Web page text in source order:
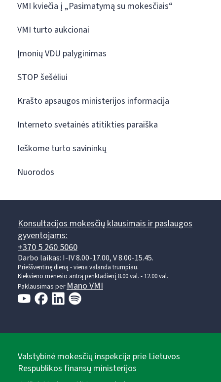
VMI kviečia į „Pasimatymą su mokesčiais“
VMI turto aukcionai
Įmonių VDU palyginimas
STOP šešėliui
Krašto apsaugos ministerijos informacija
Interneto svetainės atitikties paraiška
Ieškome turto savininkų
Nuorodos
Konsultacijos mokesčių klausimais ir paslaugos
gyventojams:
+370 5 260 5060
Darbo laikas: I-IV 8.00-17.00, V 8.00-15.45.
Prieššventinę dieną - viena valanda trumpiau.
Kiekvieno mėnesio antrą penktadienį 8.00 val. - 12.00 val.
Paklausimas per Mano VMI
Valstybinė mokesčių inspekcija prie Lietuvos
Respublikos finansų ministerijos